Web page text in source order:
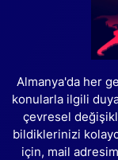
Almanya'da her
konularla ilgili
çevresel
bildiklerinizi
için, mail